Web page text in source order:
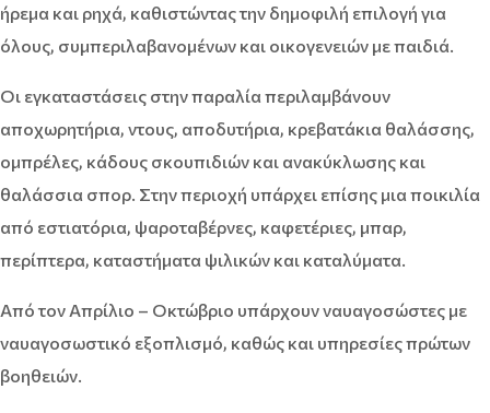
ήρεμα και ρηχά, καθιστώντας την δημοφιλή επιλογή για
όλους, συμπεριλαβανομένων και οικογενειών με παιδιά.
Οι εγκαταστάσεις στην παραλία περιλαμβάνουν
αποχωρητήρια, ντους, αποδυτήρια, κρεβατάκια θαλάσσης,
ομπρέλες, κάδους σκουπιδιών και ανακύκλωσης και
θαλάσσια σπορ. Στην περιοχή υπάρχει επίσης μια ποικιλία
από εστιατόρια, ψαροταβέρνες, καφετέριες, μπαρ,
περίπτερα, καταστήματα ψιλικών και καταλύματα.
Από τον Απρίλιο – Οκτώβριο υπάρχουν ναυαγοσώστες με
ναυαγοσωστικό εξοπλισμό, καθώς και υπηρεσίες πρώτων
βοηθειών.